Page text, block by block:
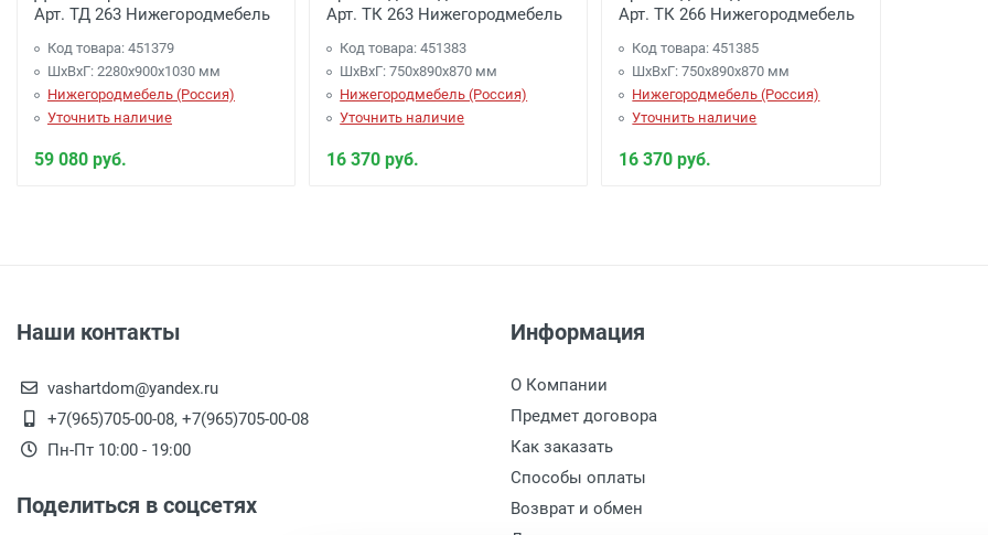
Арт. ТД 263 Нижегородмебель
Код товара: 451379
ШхВхГ: 2280х900х1030 мм
Нижегородмебель (Россия)
Уточнить наличие
59 080 руб.
Арт. ТК 263 Нижегородмебель
Код товара: 451383
ШхВхГ: 750х890х870 мм
Нижегородмебель (Россия)
Уточнить наличие
16 370 руб.
Арт. ТК 266 Нижегородмебель
Код товара: 451385
ШхВхГ: 750х890х870 мм
Нижегородмебель (Россия)
Уточнить наличие
16 370 руб.
Наши контакты
vashartdom@yandex.ru
+7(965)705-00-08, +7(965)705-00-08
Пн-Пт 10:00 - 19:00
Поделиться в соцсетях
Информация
О Компании
Предмет договора
Как заказать
Способы оплаты
Возврат и обмен